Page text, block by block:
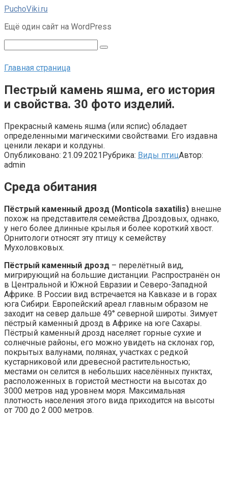
Перейти
контенту
PuchoViki.ru
Ещё один сайт на WordPress
Главная страница
Пестрый камень яшма, его история
и свойства. 30 фото изделий.
Прекрасный камень яшма (или яспис) обладает
определенными магическими свойствами. Его издавна
ценили лекари и колдуны.
Опубликовано: 21.09.2021Рубрика: Виды птицАвтор:
admin
Среда обитания
Пёстрый каменный дрозд (Monticola saxatilis) внешне
похож на представителя семейства Дроздовых, однако,
у него более длинные крылья и более короткий хвост.
Орнитологи относят эту птицу к семейству
Мухоловковых.
Пёстрый каменный дрозд – перелётный вид,
мигрирующий на большие дистанции. Распространён он
в Центральной и Южной Евразии и Северо-Западной
Африке. В России вид встречается на Кавказе и в горах
юга Сибири. Европейский ареал главным образом не
заходит на север дальше 49° северной широты. Зимует
пёстрый каменный дрозд в Африке на юге Сахары.
Пёстрый каменный дрозд населяет горные сухие и
солнечные районы, его можно увидеть на склонах гор,
покрытых валунами, полянах, участках с редкой
кустарниковой или древесной растительностью;
местами он селится в небольших населённых пунктах,
расположенных в гористой местности на высотах до
3000 метров над уровнем моря. Максимальная
плотность населения этого вида приходится на высоты
от 700 до 2 000 метров.